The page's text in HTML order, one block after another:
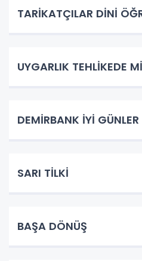
TARİKATÇILAR DİNİ
UYGARLIK TEHLİKEDE
DEMİRBANK İYİ GÜNLER
SARI TİLKİ
BAŞA DÖNÜŞ